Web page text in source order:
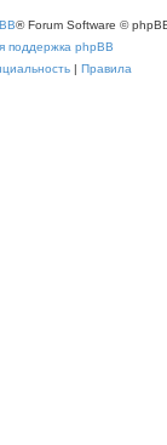
® Forum Software ©
поддержка phpBB
| Правила